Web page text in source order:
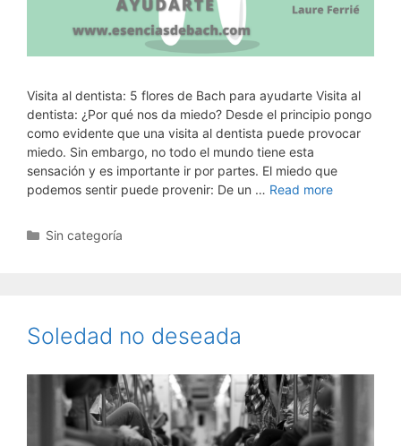
Visita al dentista: 5 flores de Bach para ayudarte Visita al
dentista: ¿Por qué nos da miedo? Desde el principio pongo
como evidente que una visita al dentista puede provocar
miedo. Sin embargo, no todo el mundo tiene esta
sensación y es importante ir por partes. El miedo que
podemos sentir puede provenir: De un … Read more
Categorías
Sin categoría
Soledad no deseada